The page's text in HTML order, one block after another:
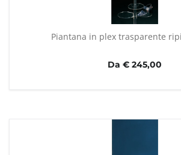
Piantana in plex trasparente
Da € 245,00